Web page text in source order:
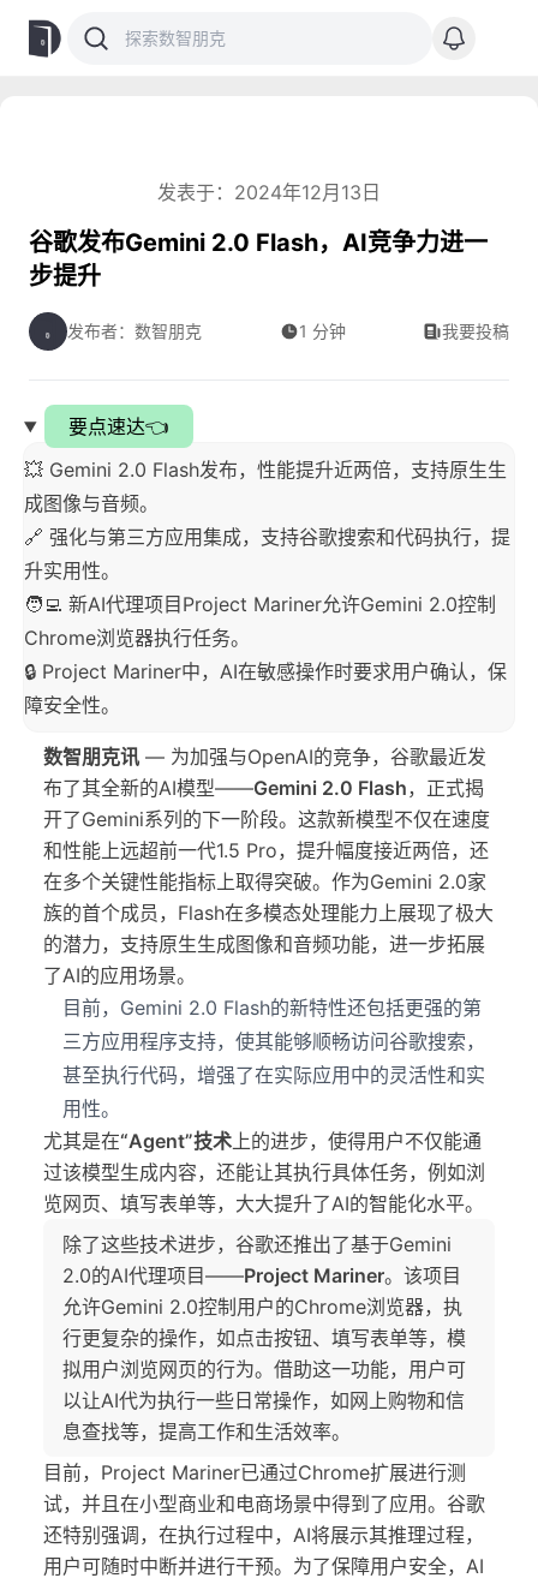
发表于：2024年12月13日
谷歌发布Gemini 2.0 Flash，AI竞争力进一
步提升
发布者：数智朋克 1 分钟 我要投稿
要点速达👈
💥 Gemini 2.0 Flash发布，性能提升近两倍，支持原生生
成图像与音频。
🔗 强化与第三方应用集成，支持谷歌搜索和代码执行，提
升实用性。
🧑‍💻 新AI代理项目Project Mariner允许Gemini 2.0控制
Chrome浏览器执行任务。
🔒 Project Mariner中，AI在敏感操作时要求用户确认，保
障安全性。
数智朋克讯 — 为加强与OpenAI的竞争，谷歌最近发
布了其全新的AI模型——Gemini 2.0 Flash，正式揭
开了Gemini系列的下一阶段。这款新模型不仅在速度
和性能上远超前一代1.5 Pro，提升幅度接近两倍，还
在多个关键性能指标上取得突破。作为Gemini 2.0家
族的首个成员，Flash在多模态处理能力上展现了极大
的潜力，支持原生生成图像和音频功能，进一步拓展
了AI的应用场景。
目前，Gemini 2.0 Flash的新特性还包括更强的第
三方应用程序支持，使其能够顺畅访问谷歌搜索，
甚至执行代码，增强了在实际应用中的灵活性和实
用性。
尤其是在“Agent”技术上的进步，使得用户不仅能通
过该模型生成内容，还能让其执行具体任务，例如浏
览网页、填写表单等，大大提升了AI的智能化水平。
除了这些技术进步，谷歌还推出了基于Gemini
2.0的AI代理项目——Project Mariner。该项目
允许Gemini 2.0控制用户的Chrome浏览器，执
行更复杂的操作，如点击按钮、填写表单等，模
拟用户浏览网页的行为。借助这一功能，用户可
以让AI代为执行一些日常操作，如网上购物和信
息查找等，提高工作和生活效率。
目前，Project Mariner已通过Chrome扩展进行测
试，并且在小型商业和电商场景中得到了应用。谷歌
还特别强调，在执行过程中，AI将展示其推理过程，
用户可随时中断并进行干预。为了保障用户安全，AI